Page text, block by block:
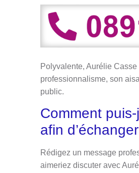
Polyvalente, Aurélie
professionnalisme, son
public.
Comment
afin
Rédigez un message
aimeriez discuter avec